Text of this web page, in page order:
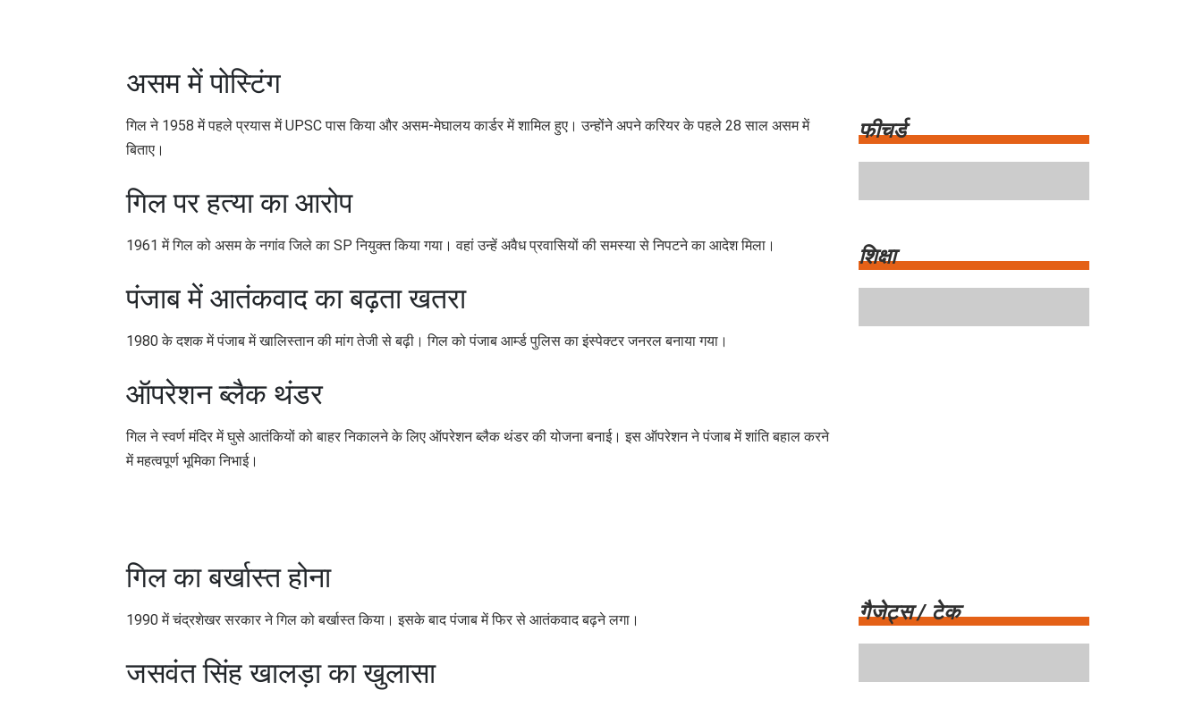
असम में पोस्टिंग
गिल ने 1958 में पहले प्रयास में UPSC पास किया और असम-मेघालय कार्डर में शामिल हुए। उन्होंने अपने करियर के पहले 28 साल असम में
बिताए।
गिल पर हत्या का आरोप
1961 में गिल को असम के नगांव जिले का SP नियुक्त किया गया। वहां उन्हें अवैध प्रवासियों की समस्या से निपटने का आदेश मिला।
पंजाब में आतंकवाद का बढ़ता खतरा
1980 के दशक में पंजाब में खालिस्तान की मांग तेजी से बढ़ी। गिल को पंजाब आर्म्ड पुलिस का इंस्पेक्टर जनरल बनाया गया।
ऑपरेशन ब्लैक थंडर
गिल ने स्वर्ण मंदिर में घुसे आतंकियों को बाहर निकालने के लिए ऑपरेशन ब्लैक थंडर की योजना बनाई। इस ऑपरेशन ने पंजाब में शांति बहाल करने
में महत्वपूर्ण भूमिका निभाई।
गिल का बर्खास्त होना
1990 में चंद्रशेखर सरकार ने गिल को बर्खास्त किया। इसके बाद पंजाब में फिर से आतंकवाद बढ़ने लगा।
जसवंत सिंह खालड़ा का खुलासा